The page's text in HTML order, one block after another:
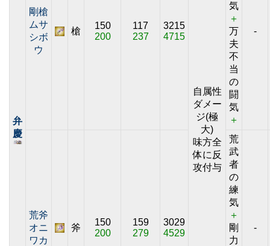
弁
慶
剛槍
ムサ
シボ
ウ
槍
150
200
117
237
3215
4715
自属性
ダメー
ジ(極
大)
味方全
体に反
攻付与
気
＋
万
夫
不
当
の
闘
気
＋
-
荒斧
オニ
ワカ
斧
150
200
159
279
3029
4529
荒
武
者
の
練
気
＋
剛
力
-